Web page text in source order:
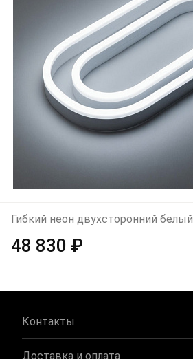
Гибкий неон двухсторонний белый
48 830 ₽
Контакты
Доставка и оплата